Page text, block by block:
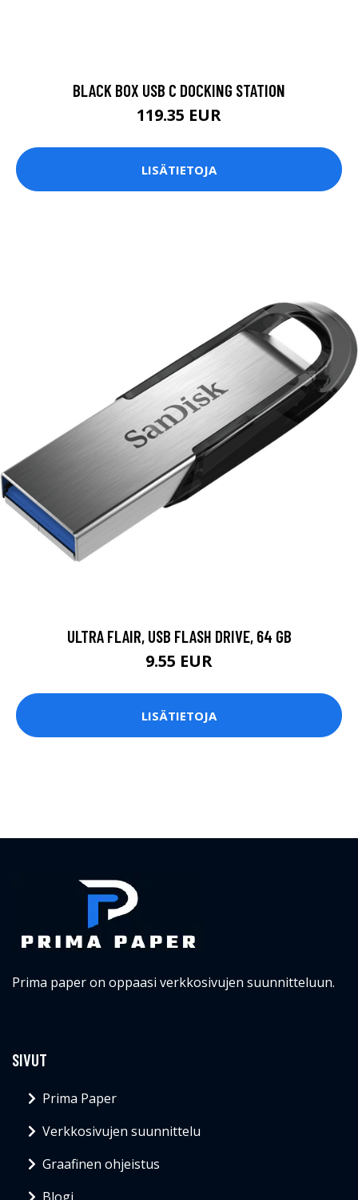
BLACK BOX USB C DOCKING STATION
119.35 EUR
LISÄTIETOJA
ULTRA FLAIR, USB FLASH DRIVE, 64 GB
9.55 EUR
LISÄTIETOJA
Prima paper on oppaasi verkkosivujen suunnitteluun.
SIVUT
Prima Paper
Verkkosivujen suunnittelu
Graafinen ohjeistus